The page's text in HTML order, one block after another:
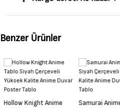
Benzer Ürünler
Hollow Knight Anime
Samurai